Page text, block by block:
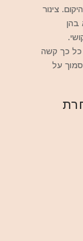
צינור
בהן
כל כך קשה
על